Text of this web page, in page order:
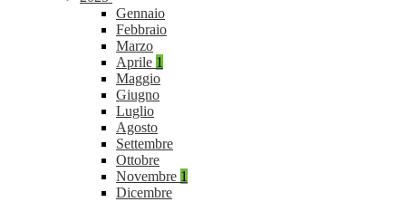
Gennaio
Febbraio
Marzo
Aprile 1
Maggio
Giugno
Luglio
Agosto
Settembre
Ottobre
Novembre 1
Dicembre